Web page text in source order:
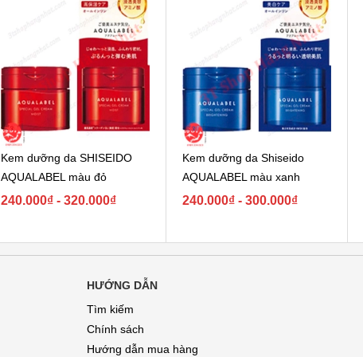
Kem dưỡng da SHISEIDO
AQUALABEL màu đỏ
240.000₫ - 320.000₫
Kem dưỡng da Shiseido
AQUALABEL màu xanh
240.000₫ - 300.000₫
HƯỚNG DẪN
Tìm kiếm
Chính sách
Hướng dẫn mua hàng